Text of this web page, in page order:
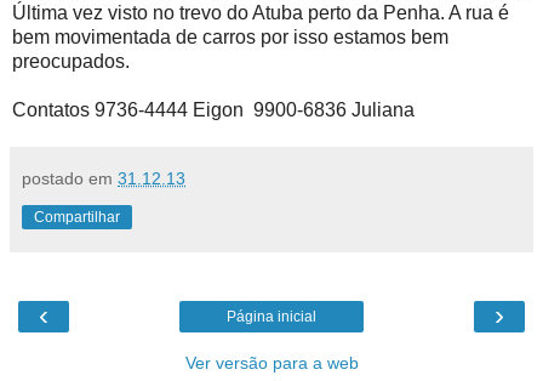
Última vez visto no trevo do Atuba perto da Penha. A rua é
bem movimentada de carros por isso estamos bem
preocupados.
Contatos 9736-4444 Eigon 9900-6836 Juliana
postado em 31.12.13
Compartilhar
‹ ›
Página inicial
Ver versão para a web